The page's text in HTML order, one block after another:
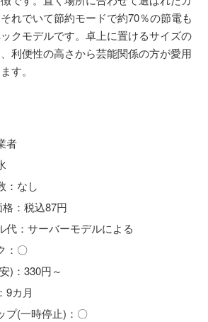
れでいて節約モードで約70％の節電も
クモデルです。卓上に置けるサイズの
利便性の高さから芸能関係の方が愛用
す。
者
：なし
：税込87円
代：サーバーモデルによる
：〇
)：330円～
9カ月
プ(一時停止)：〇